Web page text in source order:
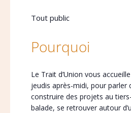
Tout public
Pourquoi
Le Trait d’Union vous
jeudis après-midi, pour parler
construire des projets au
balade, se retrouver autour